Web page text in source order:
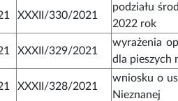
XXXII/330/2021
podziału
2022 rok
XXXII/329/2021
wyrażenia
dla pieszych
XXXII/328/2021
wniosku o
Nieznanej